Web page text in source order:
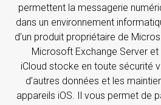
permettent la messagerie
dans un environnement
d’un produit propriétaire de
Microsoft Exchange Server
iCloud stocke en toute sécurité
d’autres données et les
appareils iOS. Il vous permet de